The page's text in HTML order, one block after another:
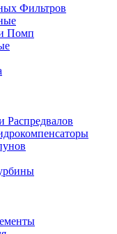
Фильтров
Помп
Распредвалов